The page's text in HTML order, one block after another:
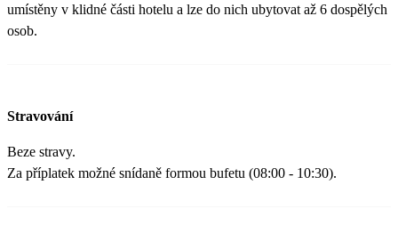
umístěny v klidné části hotelu a lze do nich ubytovat až 6 dospělých
osob.
Stravování
Beze stravy.
Za příplatek možné snídaně formou bufetu (08:00 - 10:30).